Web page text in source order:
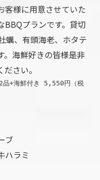
客様に用意させていた
BBQプランです。貸切
蠣、有頭海老、ホタテ
。海鮮好きの皆様是非
さい。
品+海鮮付き 5,550円（税
ブ
ハラミ